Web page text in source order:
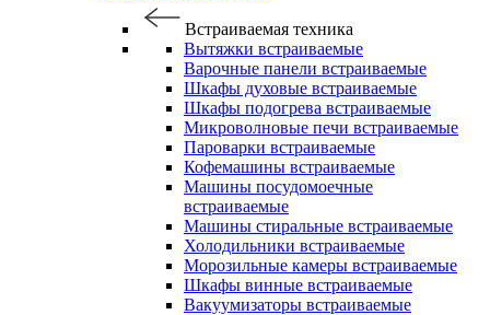
Встраиваемая техника
Вытяжки встраиваемые
Варочные панели встраиваемые
Шкафы духовые встраиваемые
Шкафы подогрева встраиваемые
Микроволновые печи встраиваемые
Пароварки встраиваемые
Кофемашины встраиваемые
Машины посудомоечные
встраиваемые
Машины стиральные встраиваемые
Холодильники встраиваемые
Морозильные камеры встраиваемые
Шкафы винные встраиваемые
Вакуумизаторы встраиваемые